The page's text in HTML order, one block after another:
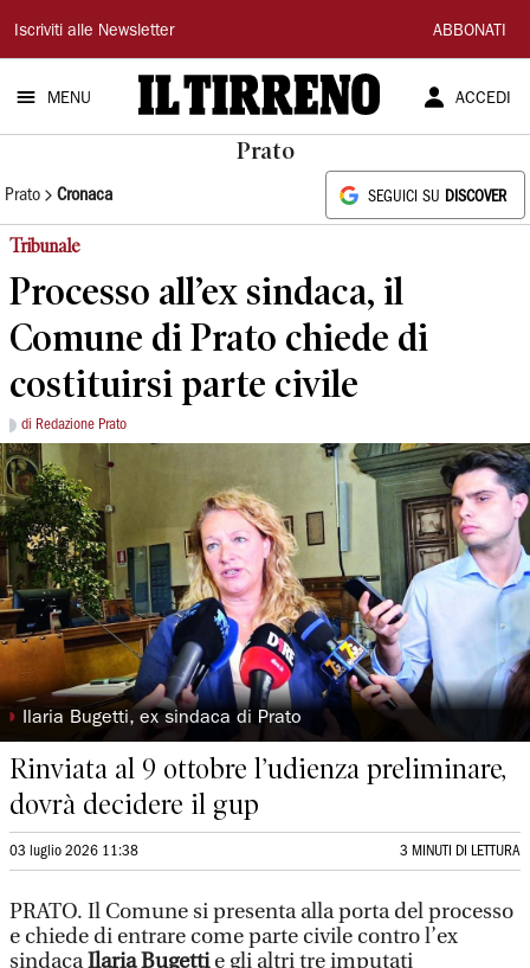
Il
Tirreno
Iscriviti alle Newsletter ABBONATI
MENU ACCEDI
Prato
Prato Cronaca SEGUICI SU DISCOVER
Tribunale
Processo all’ex sindaca, il
Comune di Prato chiede di
costituirsi parte civile
di Redazione Prato
◗ Ilaria Bugetti, ex sindaca di Prato
Rinviata al 9 ottobre l’udienza preliminare,
dovrà decidere il gup
03 luglio 2026 11:38 3 MINUTI DI LETTURA
PRATO. Il Comune si presenta alla porta del processo
e chiede di entrare come parte civile contro l’ex
sindacaIlaria Bugettie gli altri tre imputati